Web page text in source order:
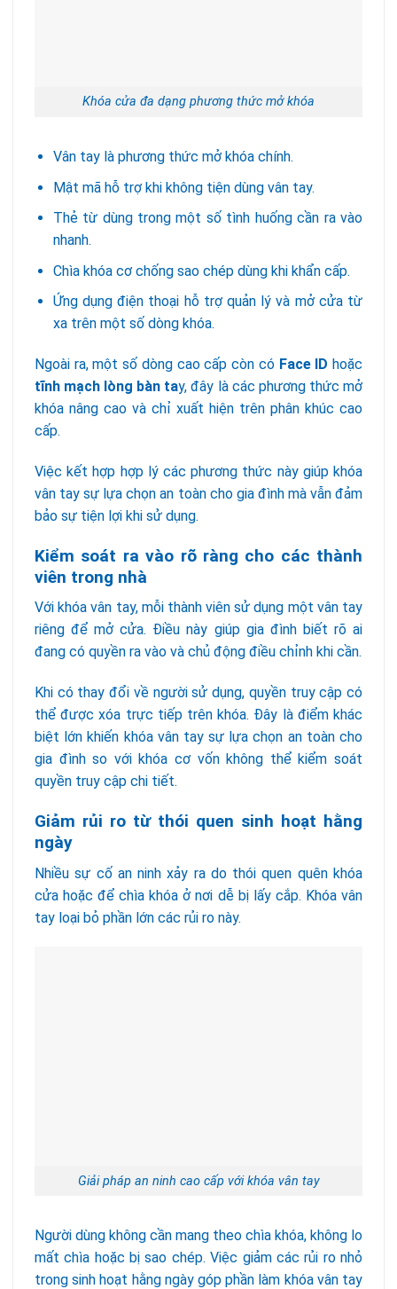
Khóa cửa đa dạng phương thức mở khóa
Vân tay là phương thức mở khóa chính.
Mật mã hỗ trợ khi không tiện dùng vân tay.
Thẻ từ dùng trong một số tình huống cần ra vào
nhanh.
Chìa khóa cơ chống sao chép dùng khi khẩn cấp.
Ứng dụng điện thoại hỗ trợ quản lý và mở cửa từ
xa trên một số dòng khóa.
Ngoài ra, một số dòng cao cấp còn cóFace ID hoặc
tĩnh mạch lòng bàn tay, đây là các phương thức mở
khóa nâng cao và chỉ xuất hiện trên phân khúc cao
cấp.
Việc kết hợp hợp lý các phương thức này giúp khóa
vân tay sự lựa chọn an toàn cho gia đình mà vẫn đảm
bảo sự tiện lợi khi sử dụng.
Kiểm soát ra vào rõ ràng cho các thành
viên trong nhà
Với khóa vân tay, mỗi thành viên sử dụng một vân tay
riêng để mở cửa. Điều này giúp gia đình biết rõ ai
đang có quyền ra vào và chủ động điều chỉnh khi cần.
Khi có thay đổi về người sử dụng, quyền truy cập có
thể được xóa trực tiếp trên khóa. Đây là điểm khác
biệt lớn khiến khóa vân tay sự lựa chọn an toàn cho
gia đình so với khóa cơ vốn không thể kiểm soát
quyền truy cập chi tiết.
Giảm rủi ro từ thói quen sinh hoạt hằng
ngày
Nhiều sự cố an ninh xảy ra do thói quen quên khóa
cửa hoặc để chìa khóa ở nơi dễ bị lấy cắp. Khóa vân
tay loại bỏ phần lớn các rủi ro này.
Giải pháp an ninh cao cấp với khóa vân tay
Người dùng không cần mang theo chìa khóa, không lo
mất chìa hoặc bị sao chép. Việc giảm các rủi ro nhỏ
trong sinh hoạt hằng ngày góp phần làm khóa vân tay